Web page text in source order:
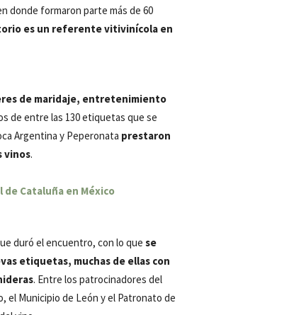
donde formaron parte más de 60
es un referente vitivinícola en
de maridaje, entretenimiento
de entre las 130 etiquetas que se
Argentina y Peperonata prestaron
vinos.
Cataluña en México
duró el encuentro, con lo que se
etiquetas, muchas de ellas con
. Entre los patrocinadores del
el Municipio de León y el Patronato de